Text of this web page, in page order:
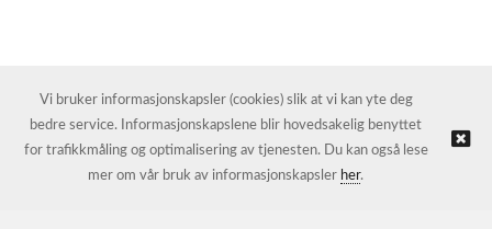
Vi bruker informasjonskapsler (cookies) slik at vi kan yte deg
bedre service. Informasjonskapslene blir hovedsakelig benyttet
for trafikkmåling og optimalisering av tjenesten. Du kan også lese
mer om vår bruk av informasjonskapsler her.